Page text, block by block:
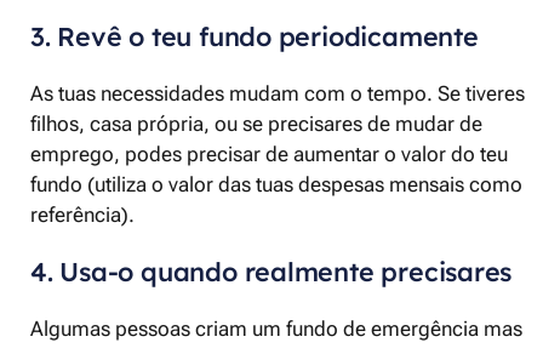
3. Revê o teu fundo periodicamente
As tuas necessidades mudam com o tempo. Se tiveres
filhos, casa própria, ou se precisares de mudar de
emprego, podes precisar de aumentar o valor do teu
fundo (utiliza o valor das tuas despesas mensais como
referência).
4. Usa-o quando realmente precisares
Algumas pessoas criam um fundo de emergência mas